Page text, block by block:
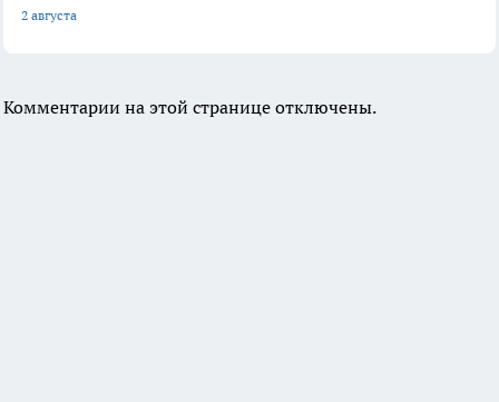
2 августа
Комментарии на этой странице отключены.